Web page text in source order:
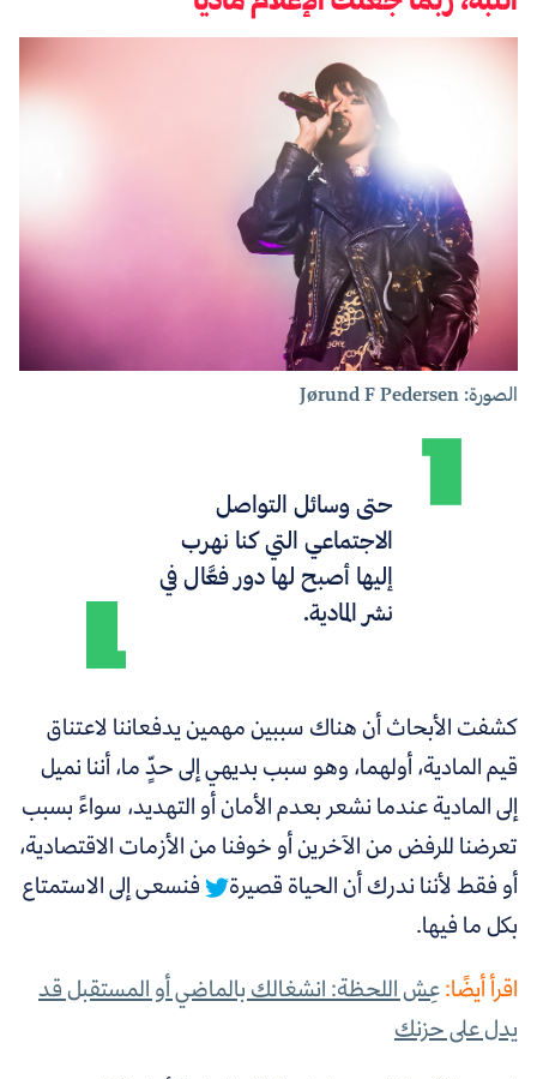
الصورة: Jørund F Pedersen
حتىوسائل التواصل
الاجتماعي التي كنا نهرب
إليها أصبح لها دور فعَّال في
نشر المادية.
كشفت الأبحاث أن هناك سببين مهمين يدفعاننا لاعتناق
قيم المادية، أولهما، وهو سبب بديهي إلى حدٍّ ما، أننانميل
إلى المادية عندما نشعر بعدم الأمان أو التهديد، سواءً بسبب
تعرضنا للرفض من الآخرين أو خوفنا من الأزمات الاقتصادية،
أو فقط لأننا ندرك أن الحياة قصيرة
فنسعى إلى الاستمتاع
بكل ما فيها.
اقرأ أيضًا:عِش اللحظة: انشغالك بالماضي أو المستقبل قد
يدل على حزنك